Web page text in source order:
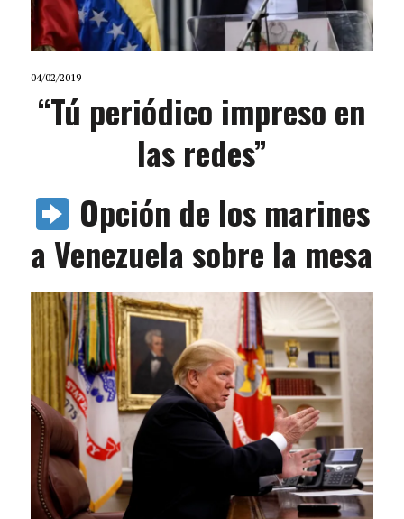
04/02/2019
“Tú periódico impreso en
las redes”
Opción de los marines
a Venezuela sobre la mesa